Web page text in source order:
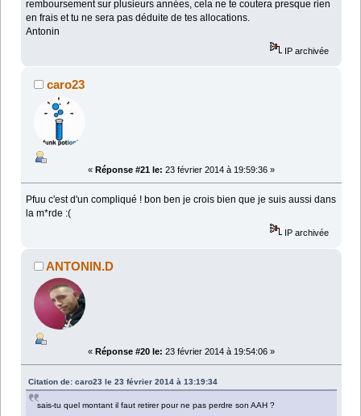
remboursement sur plusieurs années, cela ne te coutera presque rien
en frais et tu ne sera pas déduite de tes allocations.
Antonin
IP archivée
caro23
« Réponse #21 le: 23 février 2014 à 19:59:36 »
Pfuu c'est d'un compliqué ! bon ben je crois bien que je suis aussi dans
la m*rde :(
IP archivée
ANTONIN.D
« Réponse #20 le: 23 février 2014 à 19:54:06 »
Citation de: caro23 le 23 février 2014 à 13:19:34
sais-tu quel montant il faut retirer pour ne pas perdre son AAH ?